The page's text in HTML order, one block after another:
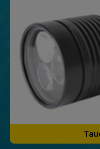
spezielle
langanhaltenden Antibeschlag-Effekt für eine 100% klare
Sicht.Rahmenlose
Silikon-Körper, die ein
Volume-Maske: reduziert das Innenvolumen, erleichtert den
Druckausgleich und garantiert optimale Leistungen beim
Apnoe- sowie
Maskenkörper integriert,
Einstellung.SEAC-Maske,
auch für